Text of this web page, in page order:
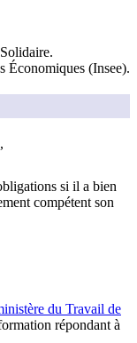
.
Économiques (Insee).
si il a bien
compétent son
du Travail de
répondant à